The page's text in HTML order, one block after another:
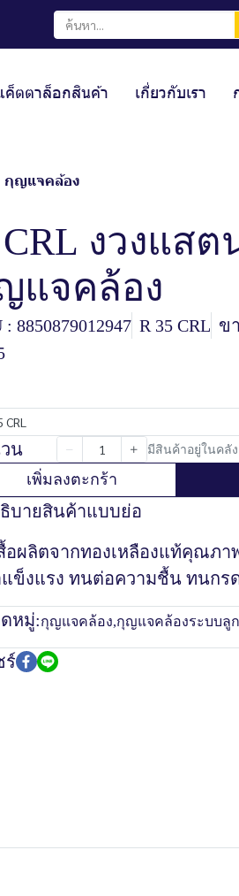
ค็ตตาล็อกสินค้า เกี่ยวกับเรา
กุญแจคล้อง
งวงแสต
แจคล้อง
: 8850879012947 R 35 CRL ข
น มีสินค้าอยู่ในคลั
เพิ่มลงตะกร้า
บายสินค้าแบบย่อ
อผลิตจากทองเหลืองแท้คุณภ
ข็งแรง ทนต่อความชื้น ทนกร
หมู่:กุญแจคล้อง,กุญแจคล้องระบบลู
ร์